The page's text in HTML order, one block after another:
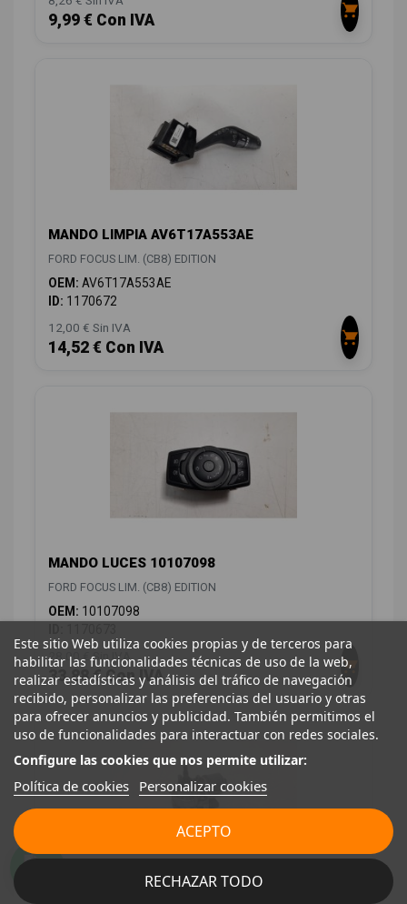
9,99 € Con IVA
MANDO LIMPIA AV6T17A553AE
FORD FOCUS LIM. (CB8) EDITION
OEM: AV6T17A553AE
ID: 1170672
12,00 € Sin IVA
14,52 € Con IVA
MANDO LUCES 10107098
FORD FOCUS LIM. (CB8) EDITION
OEM: 10107098
28,00 € Sin IVA
33,88 € Con IVA
MOTOR LIMPIA DELANTERO BM5117504BK
Este sitio Web utiliza cookies propias y de terceros para
habilitar las funcionalidades técnicas de uso de la web,
realizar estadísticas y análisis del tráfico de navegación
recibido, personalizar las preferencias del usuario y otras
para ofrecer anuncios y publicidad. También permitimos el
uso de funcionalidades para interactuar con redes sociales.
Configure las cookies que nos permite utilizar:
Política de cookies Personalizar cookies
RECHAZAR TODO
ACEPTO